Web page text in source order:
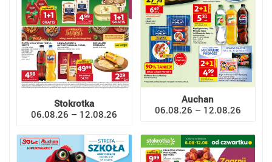
Stokrotka
06.08.26 – 12.08.26
Auchan
06.08.26 – 12.08.26